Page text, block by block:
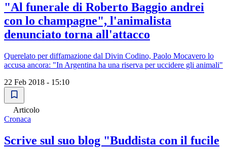
"Al funerale di Roberto Baggio andrei
con lo champagne", l'animalista
denunciato torna all'attacco
Querelato per diffamazione dal Divin Codino, Paolo Mocavero lo
accusa ancora: "In Argentina ha una riserva per uccidere gli animali"
22 Feb 2018 - 15:10
Articolo
Cronaca
Scrive sul suo blog "Buddista con il fucile